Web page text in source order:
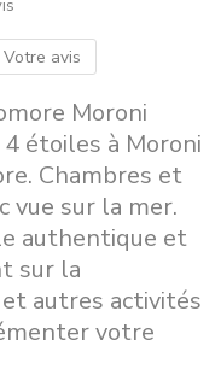
Votre avis
Moroni
étoiles à Moroni
Chambres et
vue sur la mer.
authentique et
sur la
et autres activités
votre